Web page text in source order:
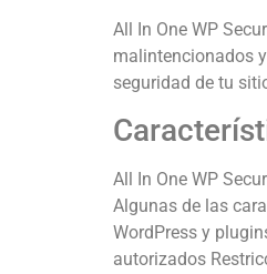
All In One WP
malintencionados
seguridad de tu
All In One WP
Algunas de las
WordPress y
autorizados